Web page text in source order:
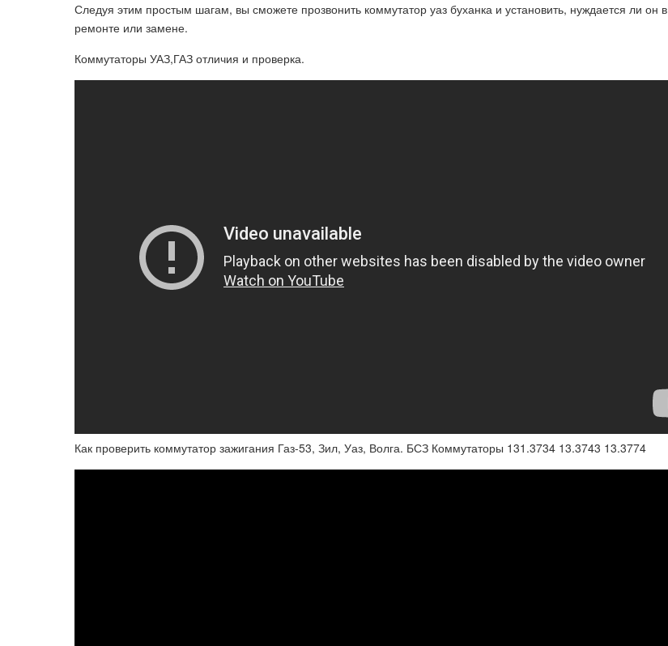
Следуя этим простым шагам, вы сможете прозвонить коммутатор уаз буханка и установить, нуждается ли он в
ремонте или замене.
Коммутаторы УАЗ,ГАЗ отличия и проверка.
Как проверить коммутатор зажигания Газ-53, Зил, Уаз, Волга. БСЗ Коммутаторы 131.3734 13.3743 13.3774